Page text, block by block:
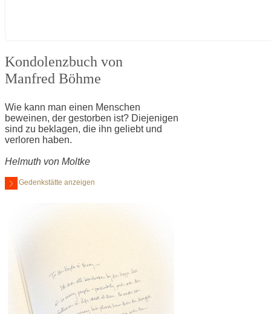
Kondolenzbuch von
Manfred Böhme
Wie kann man einen Menschen
beweinen, der gestorben ist? Diejenigen
sind zu beklagen, die ihn geliebt und
verloren haben.
Helmuth von Moltke
Gedenkstätte anzeigen